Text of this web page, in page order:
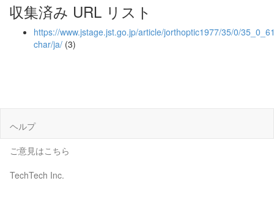
収集済み URL リスト
https://www.jstage.jst.go.jp/article/jorthoptic1977/35/0/
char/ja/ (3)
ヘルプ
ご意見はこちら
TechTech Inc.